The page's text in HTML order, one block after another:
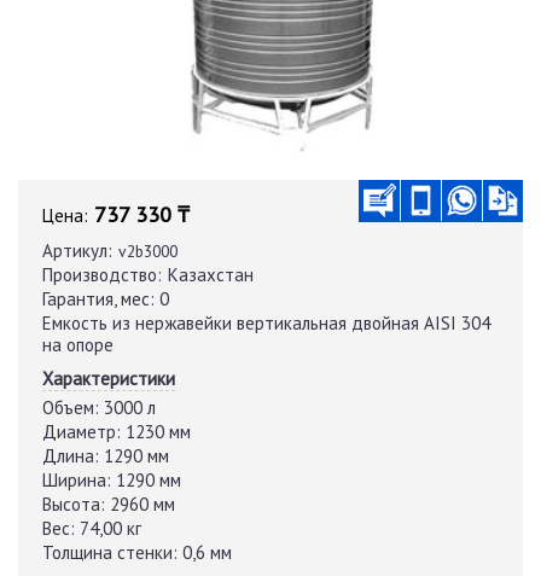
Цена: 737 330 ₸
Артикул: v2b3000
Производство: Казахстан
Гарантия, мес: 0
Емкость из нержавейки вертикальная двойная AISI 304
на опоре
Характеристики
Объем: 3000 л
Диаметр: 1230 мм
Длина: 1290 мм
Ширина: 1290 мм
Высота: 2960 мм
Вес: 74,00 кг
Толщина стенки: 0,6 мм